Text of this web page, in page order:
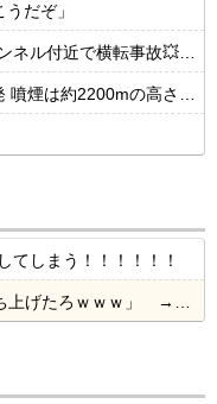
だぞ」
SA〜大井松田IC 渋滞距離 6.0km 通過時間 35 分
・火山灰により市街地にも影響...
てしまう！！！！！！
ーフが閉まっていて無事車内に発射